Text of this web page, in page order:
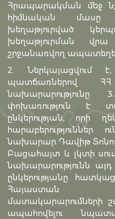
Հրապարակման մեջ
հիմնական մասը
խեղաթյուրված
խեղաթյուրման
շրջանառվող
2. Ներկայացվում
պատճառներով ՀՀ
նախարարությունը
փոխառություն է
ընկերության, որի
հարաբերություններ
նախարար Դավիթ
Բացահայտ և լկտի
նախարարությունն
ընկերությանը
Հայաստան
մատակարարումների
ապահովելու